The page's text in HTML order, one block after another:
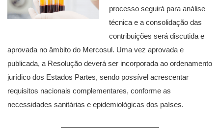
processo seguirá para análise
técnica e a consolidação das
contribuições será discutida e
aprovada no âmbito do Mercosul. Uma vez aprovada e
publicada, a Resolução deverá ser incorporada ao ordenamento
jurídico dos Estados Partes, sendo possível acrescentar
requisitos nacionais complementares, conforme as
necessidades sanitárias e epidemiológicas dos países.